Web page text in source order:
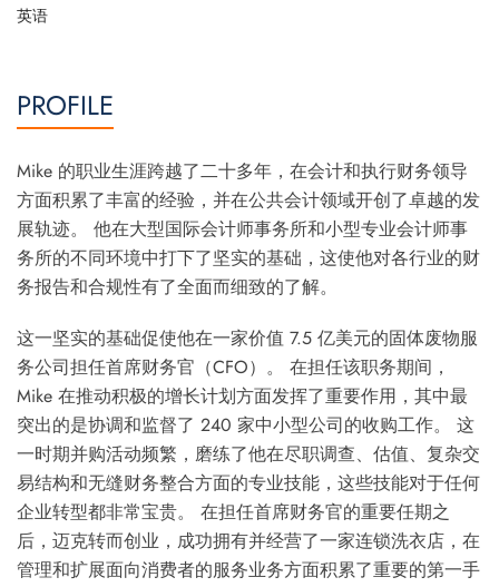
英语
PROFILE
Mike 的职业生涯跨越了二十多年，在会计和执行财务领导
方面积累了丰富的经验，并在公共会计领域开创了卓越的发
展轨迹。 他在大型国际会计师事务所和小型专业会计师事
务所的不同环境中打下了坚实的基础，这使他对各行业的财
务报告和合规性有了全面而细致的了解。
这一坚实的基础促使他在一家价值 7.5 亿美元的固体废物服
务公司担任首席财务官（CFO）。 在担任该职务期间，
Mike 在推动积极的增长计划方面发挥了重要作用，其中最
突出的是协调和监督了 240 家中小型公司的收购工作。 这
一时期并购活动频繁，磨练了他在尽职调查、估值、复杂交
易结构和无缝财务整合方面的专业技能，这些技能对于任何
企业转型都非常宝贵。 在担任首席财务官的重要任期之
后，迈克转而创业，成功拥有并经营了一家连锁洗衣店，在
管理和扩展面向消费者的服务业务方面积累了重要的第一手